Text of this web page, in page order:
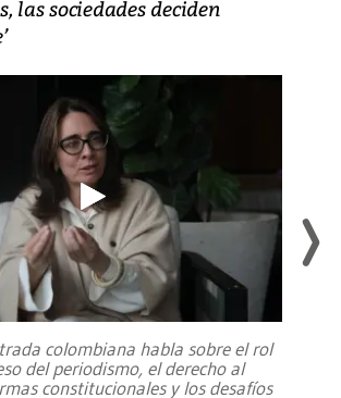
las sociedades deciden
colombiana habla sobre el rol
del periodismo, el derecho al
constitucionales y los desafíos